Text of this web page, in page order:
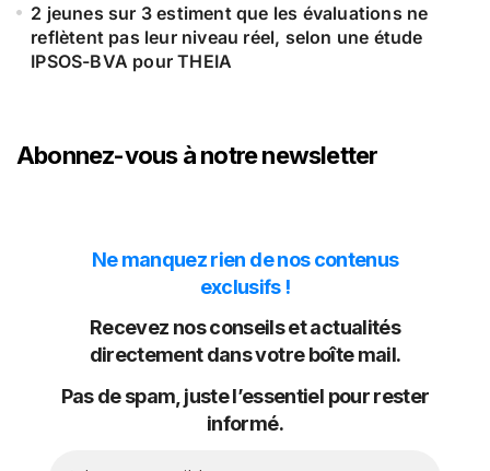
2 jeunes sur 3 estiment que les évaluations ne
reflètent pas leur niveau réel, selon une étude
IPSOS-BVA pour THEIA
Abonnez-vous à notre newsletter
Ne manquez rien de nos contenus
exclusifs !
Recevez nos conseils et actualités
directement dans votre boîte mail.
Pas de spam, juste l’essentiel pour rester
informé.